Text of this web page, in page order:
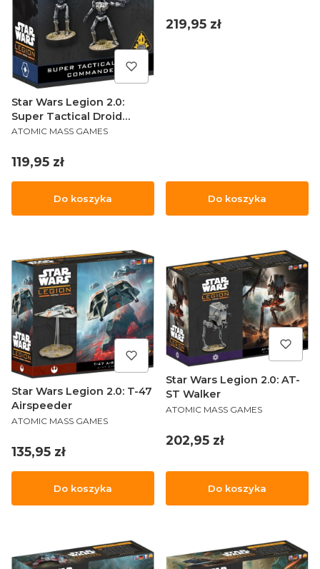
Star Wars Legion 2.0:
Super Tactical Droid
Commanders
PRODUCENT
ATOMIC MASS GAMES
Cena
119,95 zł
Do koszyka
Cena
219,95 zł
Do koszyka
Star Wars Legion 2.0: T-47
Airspeeder
PRODUCENT
ATOMIC MASS GAMES
Cena
135,95 zł
Do koszyka
Star Wars Legion 2.0: AT-
ST Walker
PRODUCENT
ATOMIC MASS GAMES
Cena
202,95 zł
Do koszyka